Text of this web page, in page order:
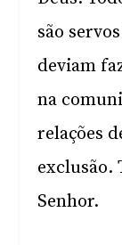
são
deviam
na
relações
exclusão.
Senhor.